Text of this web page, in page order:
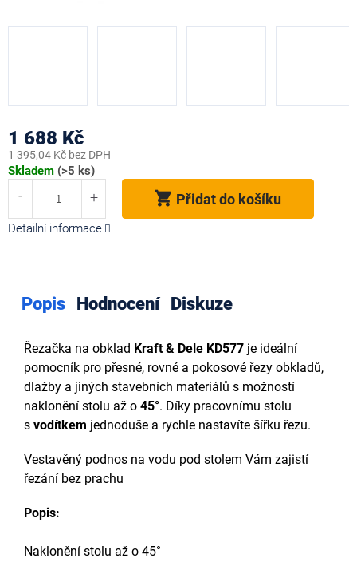
1 688 Kč
1 395,04 Kč bez DPH
Měrná
Skladem (>5 ks)
Přidat do košíku
Detailní informace
Popis Hodnocení Diskuze
Řezačka na obklad Kraft & Dele KD577 je ideální
pomocník pro přesné, rovné a pokosové řezy obkladů,
dlažby a jiných stavebních materiálů s možností
naklonění stolu až o 45°. Díky pracovnímu stolu
s vodítkem jednoduše a rychle nastavíte šířku řezu.
Vestavěný podnos na vodu pod stolem Vám zajistí
řezání bez prachu
Popis:
Naklonění stolu až o 45°